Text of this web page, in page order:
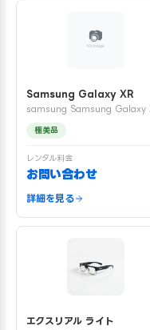
Samsung Galaxy XR
samsung Samsung Galaxy
極美品
レンタル料金
お問い合わせ
詳細を見る
エクスリアル ライト